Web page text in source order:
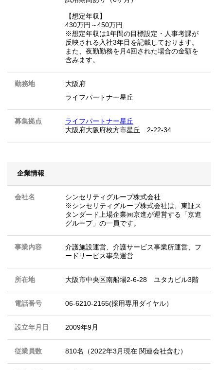
【想定年収】
430万円～450万円
※想定年収は1年間の目標設定・人事考課が
反映される入社3年目を記載しております。
また、夜勤勤務を月4回された場合の金額を
含みます。
勤務地
大阪府
ライフパートナー星丘
募集拠点
ライフパートナー星丘
大阪府大阪府枚方市星丘 2-22-34
企業情報
会社名
シンセリティグループ株式会社
※シンセリティグループ株式会社は、東証ス
タンダード上場企業㈱京進が運営する「京進
グループ」の一員です。
事業内容
介護施設運営、介護サービス事業所運営、フ
ードサービス事業運営
所在地 大阪市中央区南船場2-6-28 ユタカビル3階
電話番号 06-6210-2165(採用専用ダイヤル）
設立年月日 2009年9月
従業員数 810名（2022年3月現在 関連会社含む）